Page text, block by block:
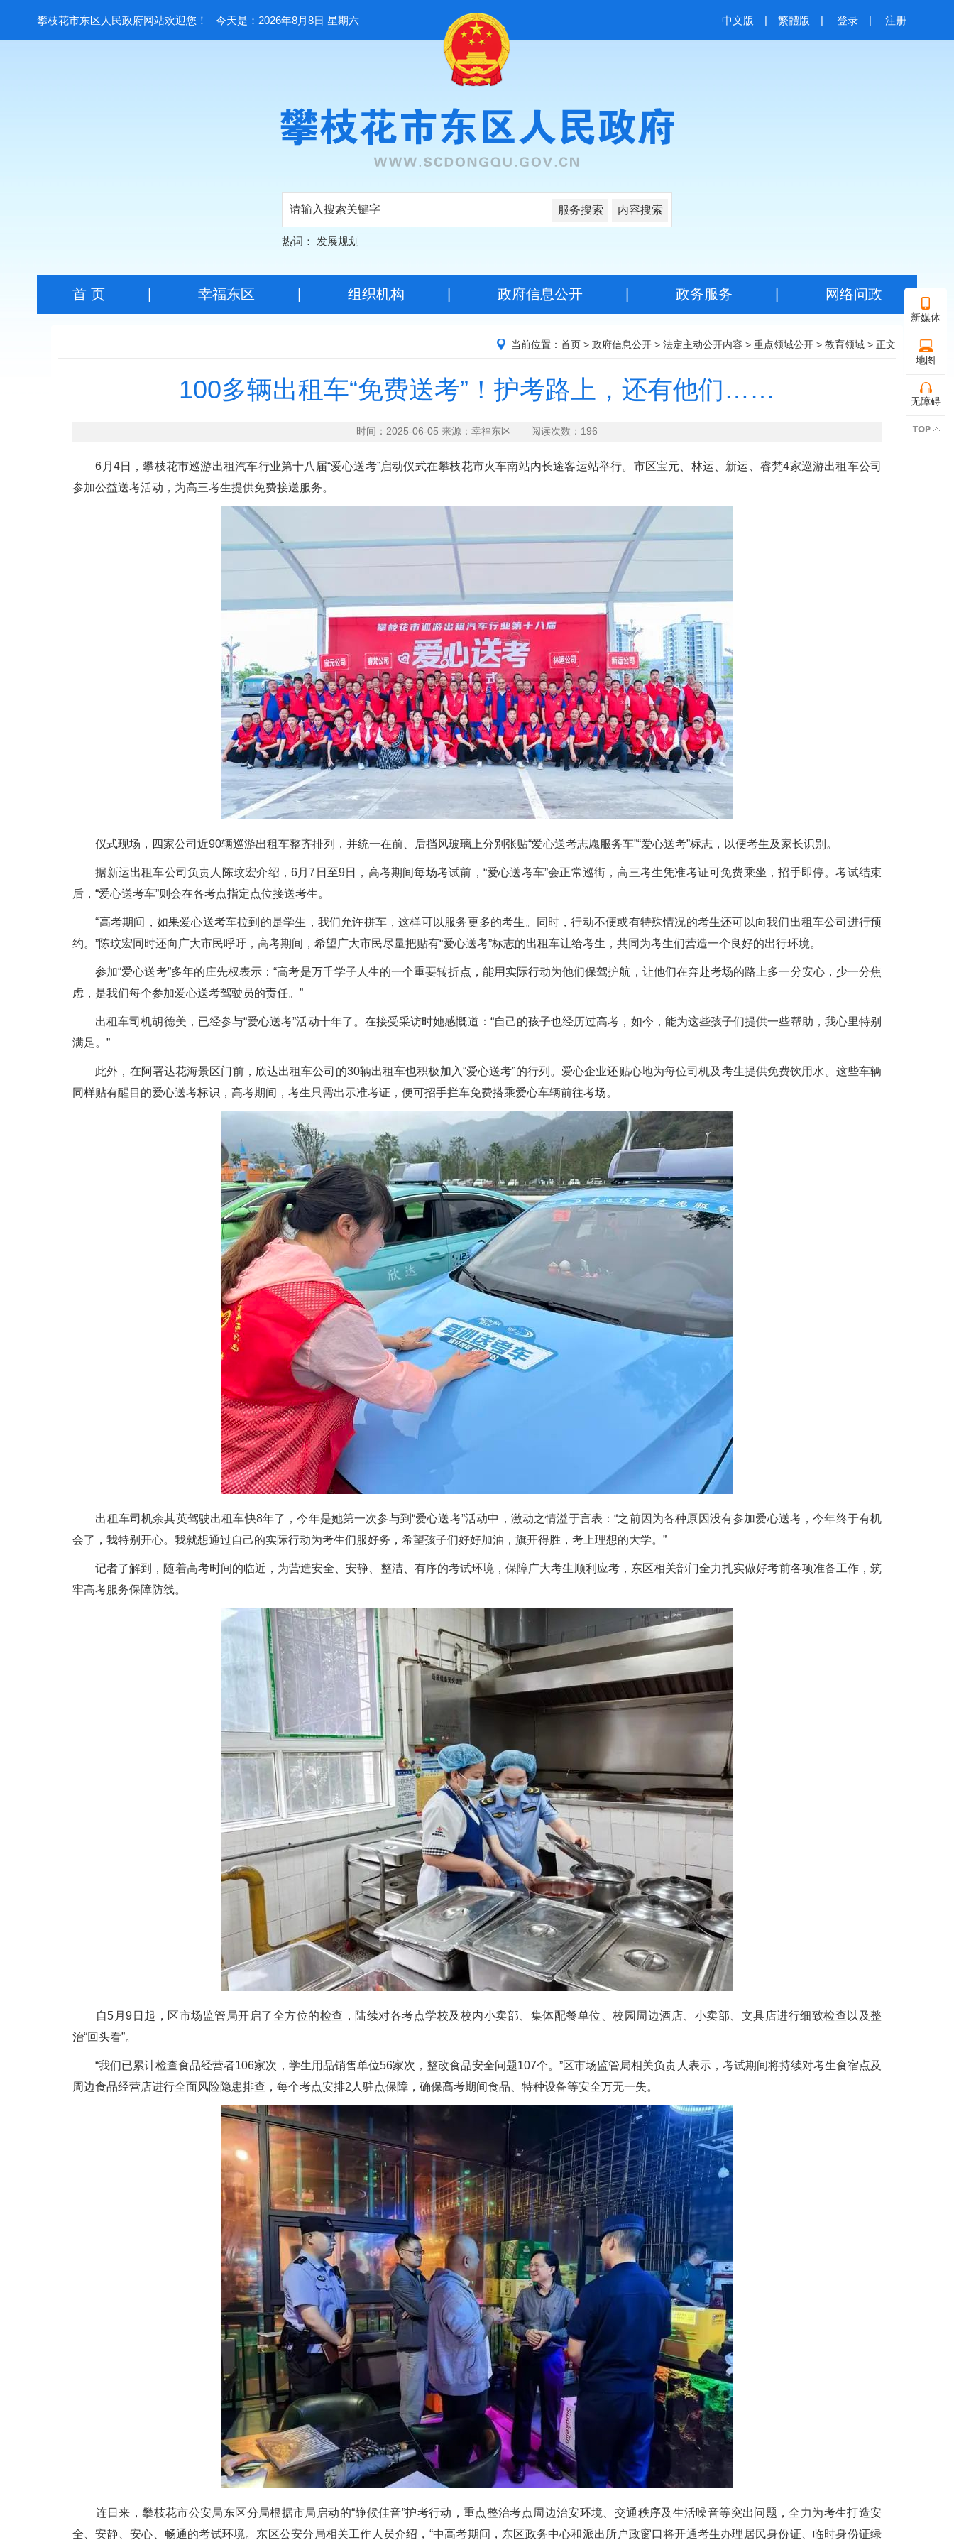
攀枝花市东区人民政府网站欢迎您！ 今天是：2026年8月8日 星期六 中文版 | 繁體版 | 登录 | 注册
服务搜索 内容搜索
热词： 发展规划
新媒体
地图
无障碍
首 页| 幸福东区 组织机构 政府信息公开| 政务服务 网络问政
当前位置： 首页 > 政府信息公开 > 法定主动公开内容 > 重点领域公开 > 教育领域 > 正文
100多辆出租车“免费送考”！护考路上，还有他们……
时间：2025-06-05 来源：幸福东区 阅读次数： 196
6月4日，攀枝花市巡游出租汽车行业第十八届“爱心送考”启动仪式在攀枝花市火车南站内长途客运站举行。市区宝元、林运、新运、睿梵4家巡游出租车公司
参加公益送考活动，为高三考生提供免费接送服务。
仪式现场，四家公司近90辆巡游出租车整齐排列，并统一在前、后挡风玻璃上分别张贴“爱心送考志愿服务车”“爱心送考”标志，以便考生及家长识别。
据新运出租车公司负责人陈玟宏介绍，6月7日至9日，高考期间每场考试前，“爱心送考车”会正常巡街，高三考生凭准考证可免费乘坐，招手即停。考试结束
后，“爱心送考车”则会在各考点指定点位接送考生。
“高考期间，如果爱心送考车拉到的是学生，我们允许拼车，这样可以服务更多的考生。同时，行动不便或有特殊情况的考生还可以向我们出租车公司进行预
约。”陈玟宏同时还向广大市民呼吁，高考期间，希望广大市民尽量把贴有“爱心送考”标志的出租车让给考生，共同为考生们营造一个良好的出行环境。
参加“爱心送考”多年的庄先权表示：“高考是万千学子人生的一个重要转折点，能用实际行动为他们保驾护航，让他们在奔赴考场的路上多一分安心，少一分焦
虑，是我们每个参加爱心送考驾驶员的责任。”
出租车司机胡德美，已经参与“爱心送考”活动十年了。在接受采访时她感慨道：“自己的孩子也经历过高考，如今，能为这些孩子们提供一些帮助，我心里特别
满足。”
此外，在阿署达花海景区门前，欣达出租车公司的30辆出租车也积极加入“爱心送考”的行列。爱心企业还贴心地为每位司机及考生提供免费饮用水。这些车辆
同样贴有醒目的爱心送考标识，高考期间，考生只需出示准考证，便可招手拦车免费搭乘爱心车辆前往考场。
出租车司机余其英驾驶出租车快8年了，今年是她第一次参与到“爱心送考”活动中，激动之情溢于言表：“之前因为各种原因没有参加爱心送考，今年终于有机
会了，我特别开心。我就想通过自己的实际行动为考生们服好务，希望孩子们好好加油，旗开得胜，考上理想的大学。”
记者了解到，随着高考时间的临近，为营造安全、安静、整洁、有序的考试环境，保障广大考生顺利应考，东区相关部门全力扎实做好考前各项准备工作，筑
牢高考服务保障防线。
自5月9日起，区市场监管局开启了全方位的检查，陆续对各考点学校及校内小卖部、集体配餐单位、校园周边酒店、小卖部、文具店进行细致检查以及整
治“回头看”。
“我们已累计检查食品经营者106家次，学生用品销售单位56家次，整改食品安全问题107个。”区市场监管局相关负责人表示，考试期间将持续对考生食宿点及
周边食品经营店进行全面风险隐患排查，每个考点安排2人驻点保障，确保高考期间食品、特种设备等安全万无一失。
连日来，攀枝花市公安局东区分局根据市局启动的“静候佳音”护考行动，重点整治考点周边治安环境、交通秩序及生活噪音等突出问题，全力为考生打造安
全、安静、安心、畅通的考试环境。东区公安分局相关工作人员介绍，“中高考期间，东区政务中心和派出所户政窗口将开通考生办理居民身份证、临时身份证绿